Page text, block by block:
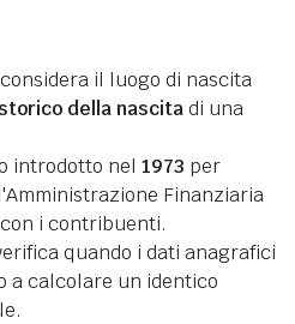
il luogo di nascita
della nascitadi una
introdotto nel 1973 per
Finanziaria
i contribuenti.
quando i dati anagrafici
a calcolare un identico